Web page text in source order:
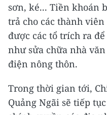
sơn, ké... Tiền khoán
trả cho các thành
được các tổ trích ra
như sửa chữa nhà
điện nông thôn.
Trong thời gian tới,
Quảng Ngãi sẽ tiếp